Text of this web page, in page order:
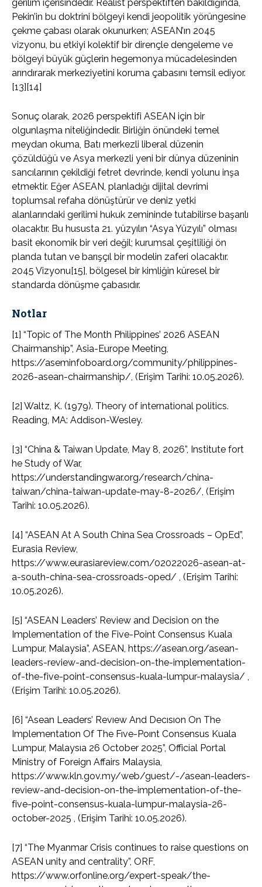
gerilim içerisindedir. Realist perspektiften bakıldığında,
Pekin’in bu doktrini bölgeyi kendi jeopolitik yörüngesine
çekme çabası olarak okunurken; ASEAN’ın 2045
vizyonu, bu etkiyi kolektif bir dirençle dengeleme ve
bölgeyi büyük güçlerin hegemonya mücadelesinden
arındırarak merkeziyetini koruma çabasını temsil ediyor.
[13][14]
Sonuç olarak, 2026 perspektifi ASEAN için bir
olgunlaşma niteliğindedir. Birliğin önündeki temel
meydan okuma, Batı merkezli liberal düzenin
çözüldüğü ve Asya merkezli yeni bir dünya düzeninin
sancılarının çekildiği fetret devrinde, kendi yolunu inşa
etmektir. Eğer ASEAN, planladığı dijital devrimi
toplumsal refaha dönüştürür ve deniz yetki
alanlarındaki gerilimi hukuk zemininde tutabilirse başarılı
olacaktır. Bu hususta 21. yüzyılın “Asya Yüzyılı” olması
basit ekonomik bir veri değil; kurumsal çeşitliliği ön
planda tutan ve barışçıl bir modelin zaferi olacaktır.
2045 Vizyonu[15], bölgesel bir kimliğin küresel bir
standarda dönüşme çabasıdır.
Notlar
[1] “Topic of The Month Philippines’ 2026 ASEAN
Chairmanship”, Asia-Europe Meeting,
https://aseminfoboard.org/community/philippines-
2026-asean-chairmanship/, (Erişim Tarihi: 10.05.2026).
[2] Waltz, K. (1979). Theory of international politics.
Reading, MA: Addison-Wesley.
[3] “China & Taiwan Update, May 8, 2026”, Institute fort
he Study of War,
https://understandingwar.org/research/china-
taiwan/china-taiwan-update-may-8-2026/, (Erişim
Tarihi: 10.05.2026).
[4] “ASEAN At A South China Sea Crossroads – OpEd”,
Eurasia Review,
https://www.eurasiareview.com/02022026-asean-at-
a-south-china-sea-crossroads-oped/ , (Erişim Tarihi:
10.05.2026).
[5] “ASEAN Leaders’ Review and Decision on the
Implementation of the Five-Point Consensus Kuala
Lumpur, Malaysia”, ASEAN, https://asean.org/asean-
leaders-review-and-decision-on-the-implementation-
of-the-five-point-consensus-kuala-lumpur-malaysia/ ,
(Erişim Tarihi: 10.05.2026).
[6] “Asean Leaders’ Revıew And Decısıon On The
Implementatıon Of The Fıve-Poınt Consensus Kuala
Lumpur, Malaysıa 26 October 2025”, Official Portal
Ministry of Foreign Affairs Malaysia,
https://www.kln.gov.my/web/guest/-/asean-leaders-
review-and-decision-on-the-implementation-of-the-
five-point-consensus-kuala-lumpur-malaysia-26-
october-2025 , (Erişim Tarihi: 10.05.2026).
[7] “The Myanmar Crisis continues to raise questions on
ASEAN unity and centrality”, ORF,
https://www.orfonline.org/expert-speak/the-